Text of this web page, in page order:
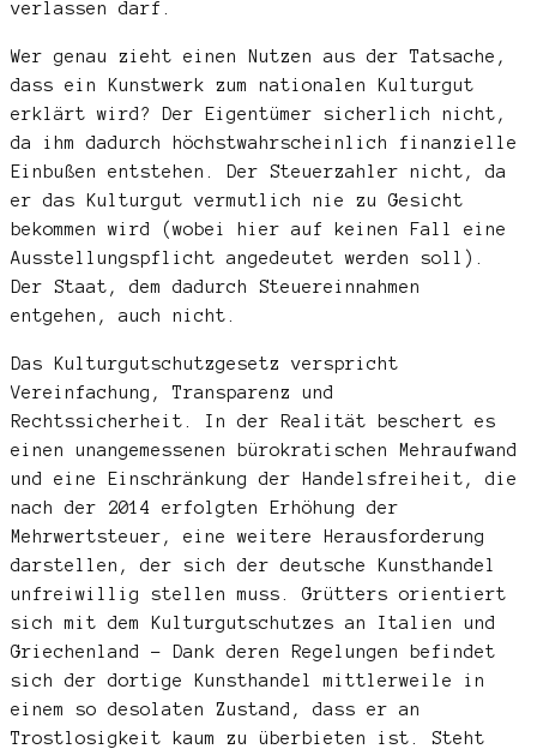
verlassen darf.
Wer genau zieht einen Nutzen aus der Tatsache,
dass ein Kunstwerk zum nationalen Kulturgut
erklärt wird? Der Eigentümer sicherlich nicht,
da ihm dadurch höchstwahrscheinlich finanzielle
Einbußen entstehen. Der Steuerzahler nicht, da
er das Kulturgut vermutlich nie zu Gesicht
bekommen wird (wobei hier auf keinen Fall eine
Ausstellungspflicht angedeutet werden soll).
Der Staat, dem dadurch Steuereinnahmen
entgehen, auch nicht.
Das Kulturgutschutzgesetz verspricht
Vereinfachung, Transparenz und
Rechtssicherheit. In der Realität beschert es
einen unangemessenen bürokratischen Mehraufwand
und eine Einschränkung der Handelsfreiheit, die
nach der 2014 erfolgten Erhöhung der
Mehrwertsteuer, eine weitere Herausforderung
darstellen, der sich der deutsche Kunsthandel
unfreiwillig stellen muss. Grütters orientiert
sich mit dem Kulturgutschutzes an Italien und
Griechenland – Dank deren Regelungen befindet
sich der dortige Kunsthandel mittlerweile in
einem so desolaten Zustand, dass er an
Trostlosigkeit kaum zu überbieten ist. Steht